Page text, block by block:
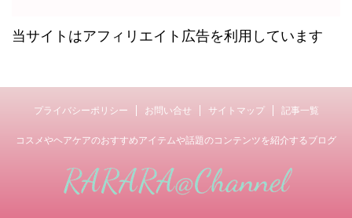
当サイトはアフィリエイト広告を利用しています
プライバシーポリシー お問い合せ サイトマップ 記事一覧
コスメやヘアケアのおすすめアイテムや話題のコンテンツを紹介するブログ